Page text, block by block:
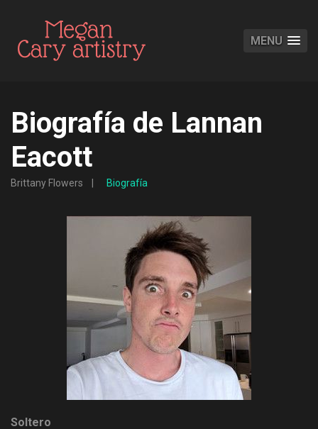
MENU
Biografía de Lannan
Eacott
Brittany Flowers Biografía
Soltero